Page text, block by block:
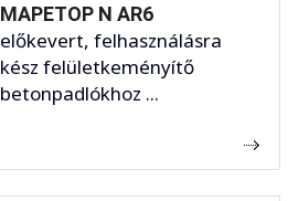
MAPETOP N AR6
előkevert, felhasználásra
kész felületkeményítő
betonpadlókhoz ...